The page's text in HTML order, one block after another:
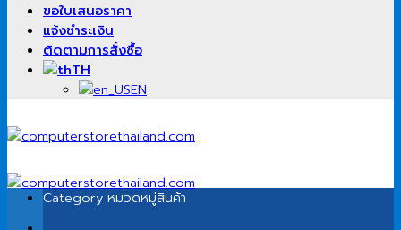
ขอใบเสนอราคา
แจ้งชำระเงิน
ติดตามการสั่งซื้อ
TH
EN
Category หมวดหมู่สินค้า